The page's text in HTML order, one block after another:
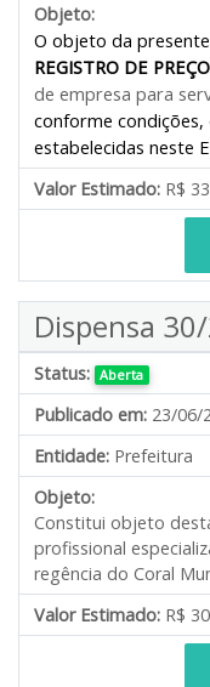
Objeto:
O objeto da
REGISTRO DE
de empresa para
conforme condições,
estabelecidas neste
Valor Estimado: R$
Dispensa
Status: Aberta
Publicado em: 23/06/
Entidade: Prefeitura
Objeto:
Constitui objeto
profissional
regência do Coral
Valor Estimado: R$